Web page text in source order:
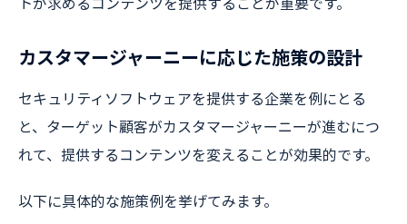
カスタマージャーニーに応じた施策の設計
セキュリティソフトウェアを提供する企業を例にとる
と、ターゲット顧客がカスタマージャーニーが進むにつ
れて、提供するコンテンツを変えることが効果的です。
以下に具体的な施策例を挙げてみます。